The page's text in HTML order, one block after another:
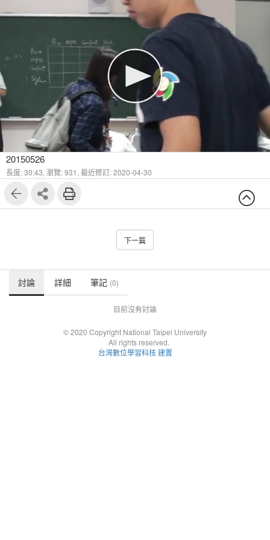
20150526
長度: 30:43, 瀏覽: 931, 最近修訂: 2020-04-30
下一篇
討論 詳細 筆記 (0)
目前沒有討論
© 2020 Copyright National Taipei University
All rights reserved.
台灣數位學習科技 建置